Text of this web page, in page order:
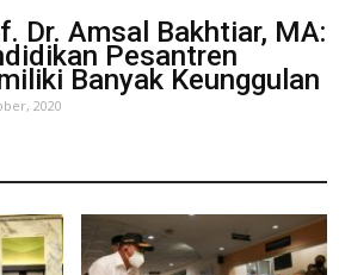
Dr. Amsal Bakhtiar, MA:
Pesantren
Banyak Keunggulan
2020